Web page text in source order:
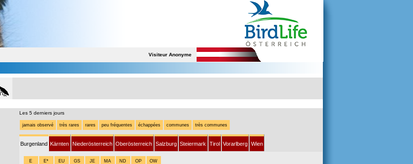
Visiteur Anonyme
Les 5 derniers jours
jamais observé très rares rares peu fréquentes échappées communes très communes
Burgenland Kärnten Niederösterreich Oberösterreich Salzburg Steiermark Tirol Vorarlberg Wien
E E* EU GS JE MA ND OP OW